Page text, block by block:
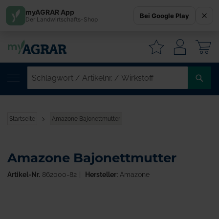
Startseite Amazone Bajonettmutter
Amazone Bajonettmutter
Artikel-Nr. 862000-82 Hersteller:Amazone
myAGRAR App
Der Landwirtschafts-Shop Bei Google Play